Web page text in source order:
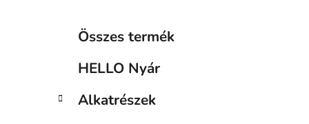
l
Kategóriák
átugrása
ó
Összes termék
HELLO Nyár
Alkatrészek